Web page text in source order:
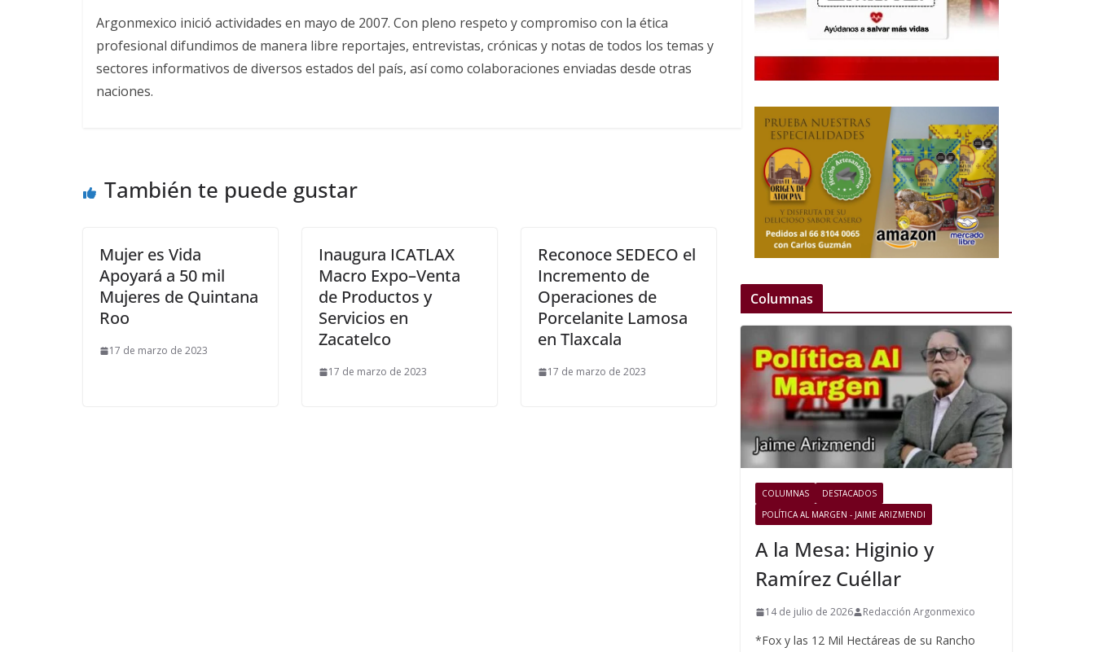
Argonmexico inició actividades en mayo de 2007. Con pleno respeto y compromiso con la ética
profesional difundimos de manera libre reportajes, entrevistas, crónicas y notas de todos los temas y
sectores informativos de diversos estados del país, así como colaboraciones enviadas desde otras
naciones.
También te puede gustar
Mujer es Vida
Apoyará a 50 mil
Mujeres de Quintana
Roo
17 de marzo de 2023
Inaugura ICATLAX
Macro Expo–Venta
de Productos y
Servicios en
Zacatelco
17 de marzo de 2023
Reconoce SEDECO el
Incremento de
Operaciones de
Porcelanite Lamosa
en Tlaxcala
17 de marzo de 2023
Columnas
COLUMNAS
DESTACADOS
POLÍTICA AL MARGEN - JAIME ARIZMENDI
A la Mesa: Higinio y
Ramírez Cuéllar
14 de julio de 2026 Redacción Argonmexico
*Fox y las 12 Mil Hectáreas de su Rancho